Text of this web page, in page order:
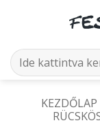
Keresés
a
KEZDŐLAP